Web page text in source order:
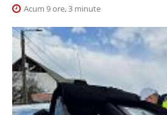
Acum 9 ore, 3 minute